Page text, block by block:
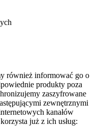
również informować go o
produkty poza
zaszyfrowane
zewnętrznymi
kanałów
już z ich usług: